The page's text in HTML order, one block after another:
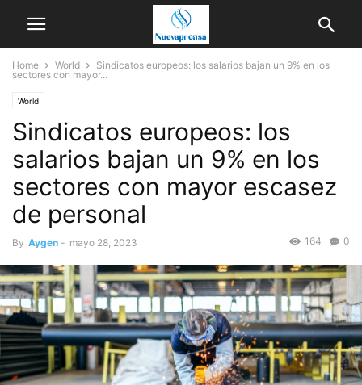
Home World
Sindicatos europeos: los salarios bajan un 9% en los
sectores con mayor...
World
Sindicatos europeos: los
salarios bajan un 9% en los
sectores con mayor escasez
de personal
By Aygen - mayo 28, 2023 0
164